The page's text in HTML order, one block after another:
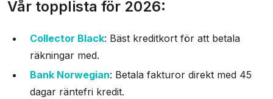
Vår topplista för 2026:
Collector Black: Bäst kreditkort för att betala
räkningar med.
Bank Norwegian: Betala fakturor direkt med 45
dagar räntefri kredit.